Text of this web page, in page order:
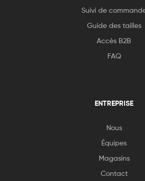
Suivi de
Guide des tailles
Accès B2B
FAQ
ENTREPRISE
Nous
Équipes
Magasins
Contact